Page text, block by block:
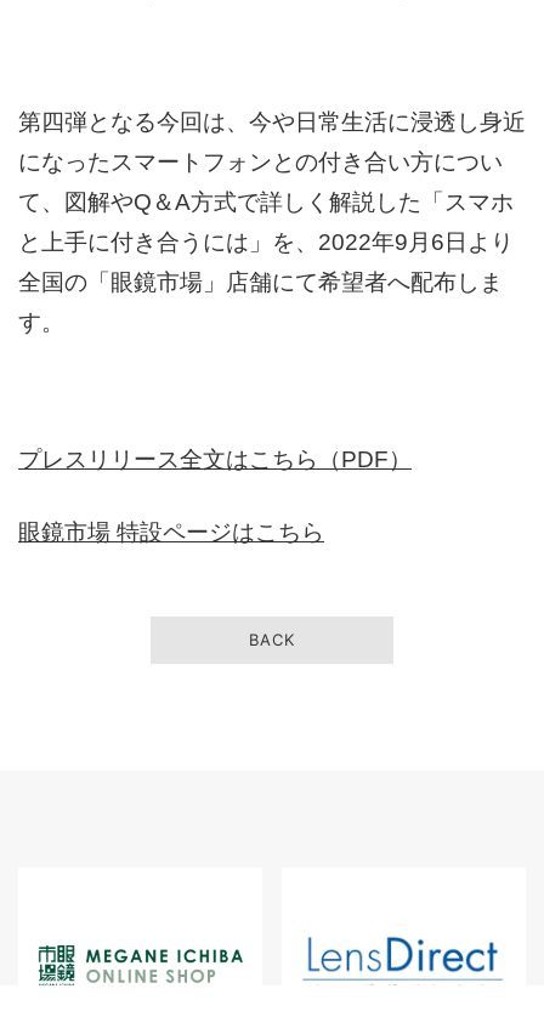
第四弾となる今回は、今や日常生活に浸透し身近
になったスマートフォンとの付き合い方につい
て、図解やQ＆A方式で詳しく解説した「スマホ
と上手に付き合うには」を、2022年9月6日より
全国の「眼鏡市場」店舗にて希望者へ配布しま
す。
プレスリリース全文はこちら（PDF）
眼鏡市場 特設ページはこちら
BACK